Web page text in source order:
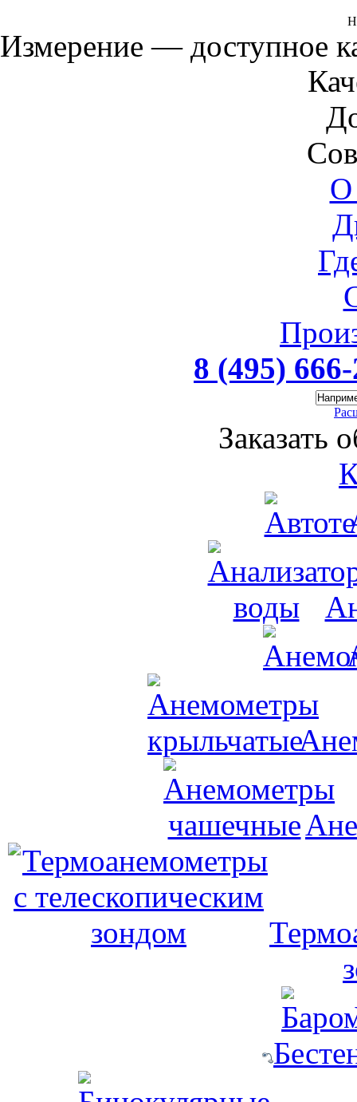
Измерение — доступное
О
8 (495)
Заказать